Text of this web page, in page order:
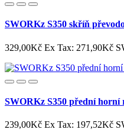
SWORKz S350 skříň
329,00Kč Ex Tax: 271,90Kč
SWORKz S350 přední horní
239,00Kč Ex Tax: 197,52Kč